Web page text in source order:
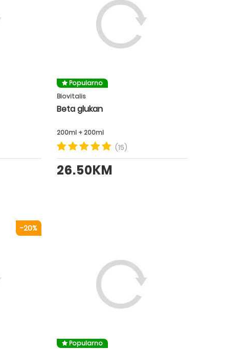
Popularno
Biovitalis
Beta glukan
200ml + 200ml
(15)
26.50KM
-20%
Popularno